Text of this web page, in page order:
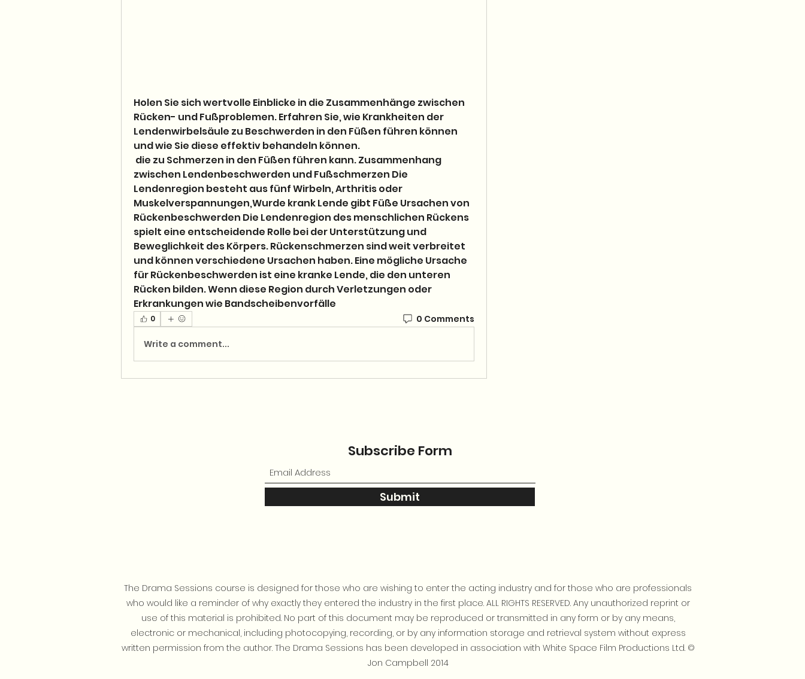
Holen Sie sich wertvolle Einblicke in die Zusammenhänge zwischen
Rücken- und Fußproblemen. Erfahren Sie, wie Krankheiten der
Lendenwirbelsäule zu Beschwerden in den Füßen führen können
und wie Sie diese effektiv behandeln können.
zwischen Lendenbeschwerden und Fußschmerzen Die
Lendenregion besteht aus fünf Wirbeln, Arthritis oder
Muskelverspannungen,Wurde krank Lende gibt Füße Ursachen von
Rückenbeschwerden Die Lendenregion des menschlichen Rückens
spielt eine entscheidende Rolle bei der Unterstützung und
Beweglichkeit des Körpers. Rückenschmerzen sind weit verbreitet
und können verschiedene Ursachen haben. Eine mögliche Ursache
für Rückenbeschwerden ist eine kranke Lende, die den unteren
Rücken bilden. Wenn diese Region durch Verletzungen oder
Erkrankungen wie Bandscheibenvorfälle
0 0 Comments
Write a comment...
Subscribe Form
Submit
The Drama Sessions course is designed for those who are wishing to enter the acting industry and for those who are professionals
who would like a reminder of why exactly they entered the industry in the first place. ALL RIGHTS RESERVED. Any unauthorized reprint or
use of this material is prohibited. No part of this document may be reproduced or transmitted in any form or by any means,
electronic or mechanical, including photocopying, recording, or by any information storage and retrieval system without express
written permission from the author. The Drama Sessions has been developed in association with White Space Film Productions Ltd. ©
Jon Campbell 2014